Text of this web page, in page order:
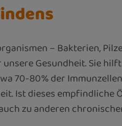
– Bakterien,
Gesundheit. Sie
70-80% der
Ist dieses empfindliche
zu anderen